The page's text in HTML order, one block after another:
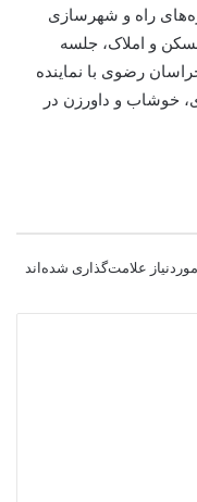
راه و شهرسازی
و املاک، جلسه
رضوی با نماینده
خوشاب و داورزن در
علامت‌گذاری شده‌اند